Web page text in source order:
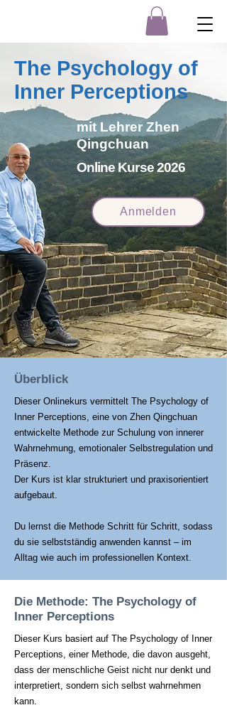
The Psychology of
Inner Perceptions
mit Lehrer Zhen
Qingchuan
Online Kurse 2026
Anmelden
Überblick
Dieser Onlinekurs vermittelt The Psychology of
Inner Perceptions, eine von Zhen Qingchuan
entwickelte Methode zur Schulung von innerer
Wahrnehmung, emotionaler Selbstregulation und
Präsenz.
Der Kurs ist klar strukturiert und praxisorientiert
aufgebaut.
Du lernst die Methode Schritt für Schritt, sodass
du sie selbstständig anwenden kannst – im
Alltag wie auch im professionellen Kontext.
Die Methode: The Psychology of
Inner Perceptions
Dieser Kurs basiert auf The Psychology of Inner
Perceptions, einer Methode, die davon ausgeht,
dass der menschliche Geist nicht nur denkt und
interpretiert, sondern sich selbst wahrnehmen
kann.